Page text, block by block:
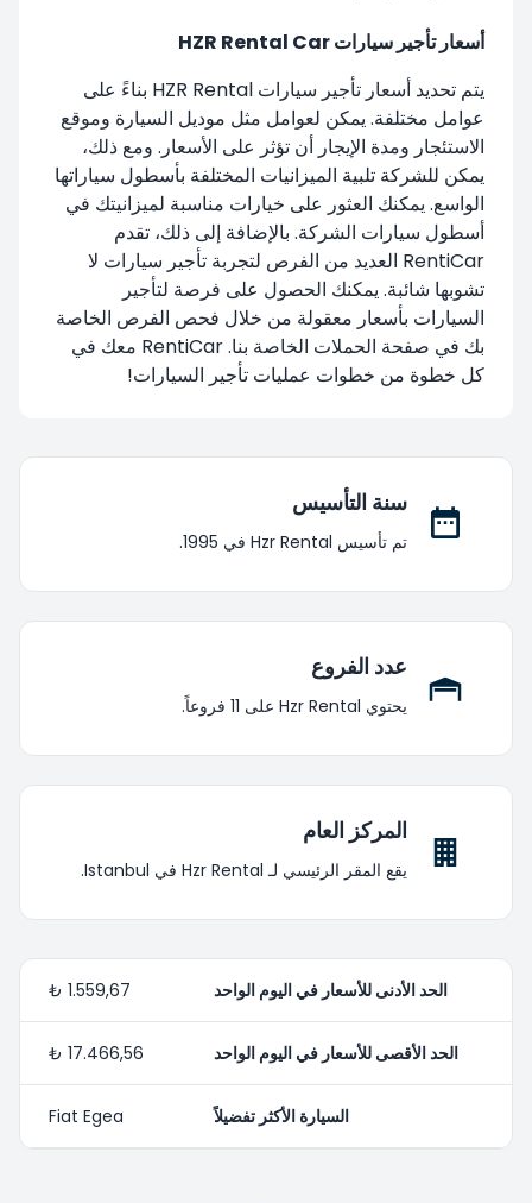
أسعار تأجير سيارات HZR Rental Car
يتم تحديد أسعار تأجير سيارات HZR Rental بناءً على
عوامل مختلفة. يمكن لعوامل مثل موديل السيارة وموقع
الاستئجار ومدة الإيجار أن تؤثر على الأسعار. ومع ذلك،
يمكن للشركة تلبية الميزانيات المختلفة بأسطول سياراتها
الواسع. يمكنك العثور على خيارات مناسبة لميزانيتك في
أسطول سيارات الشركة. بالإضافة إلى ذلك، تقدم
RentiCar العديد من الفرص لتجربة تأجير سيارات لا
تشوبها شائبة. يمكنك الحصول على فرصة لتأجير
السيارات بأسعار معقولة من خلال فحص الفرص الخاصة
بك في صفحة الحملات الخاصة بنا. RentiCar معك في
كل خطوة من خطوات عمليات تأجير السيارات!
سنة التأسيس
تم تأسيس Hzr Rental في 1995.
عدد الفروع
يحتوي Hzr Rental على 11 فروعاً.
المركز العام
يقع المقر الرئيسي لـ Hzr Rental في Istanbul.
الحد الأدنى للأسعار في اليوم الواحد 1.559,67 ₺
الحد الأقصى للأسعار في اليوم الواحد 17.466,56 ₺
السيارة الأكثر تفضيلاً Fiat Egea